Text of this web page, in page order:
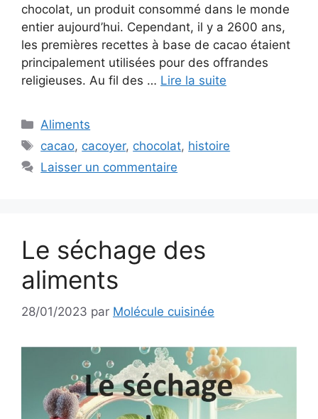
chocolat, un produit consommé dans le monde
entier aujourd’hui. Cependant, il y a 2600 ans,
les premières recettes à base de cacao étaient
principalement utilisées pour des offrandes
religieuses. Au fil des … Lire la suite
Catégories
Aliments
Étiquettes
cacao, cacoyer, chocolat, histoire
Laisser un commentaire
Le séchage des
aliments
28/01/2023 par Molécule cuisinée